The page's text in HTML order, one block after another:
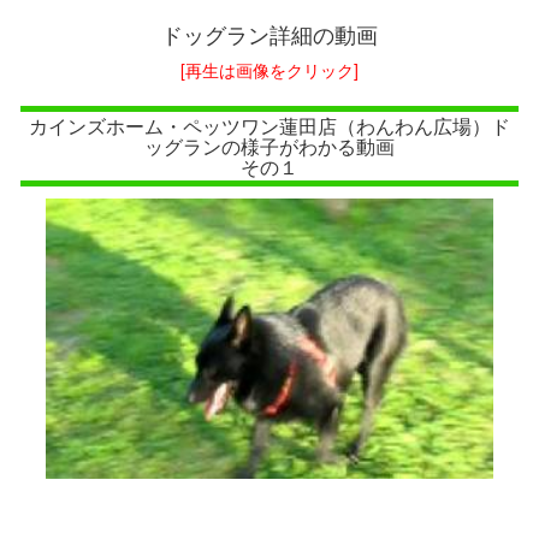
ドッグラン詳細の動画
[再生は画像をクリック]
カインズホーム・ペッツワン蓮田店（わんわん広場）ド
ッグランの様子がわかる動画
その１